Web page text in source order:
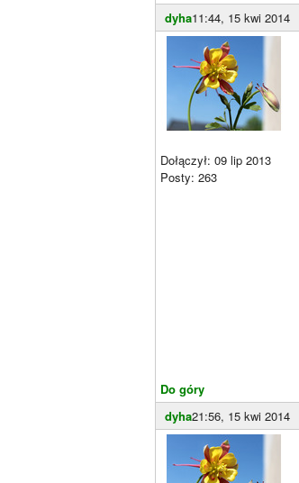
dyha11:44, 15 kwi 2014
Dołączył: 09 lip 2013
Posty: 263
Do góry
dyha21:56, 15 kwi 2014